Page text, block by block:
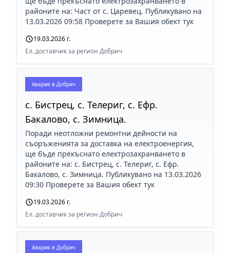
районите на: Част от с. Царевец. Публикувано на
13.03.2026 09:58 Проверете за Вашия обект тук
19.03.2026 г.
Ел. доставчик за регион Добрич
Авария в Добрич
с. Бистрец, с. Телериг, с. Ефр.
Бакалово, с. Зимница.
Поради неотложни ремонтни дейности на
съоръженията за доставка на електроенергия,
ще бъде прекъснато електрозахранването в
районите на: с. Бистрец, с. Телериг, с. Ефр.
Бакалово, с. Зимница. Публикувано на 13.03.2026
09:30 Проверете за Вашия обект тук
19.03.2026 г.
Ел. доставчик за регион Добрич
Авария в Добрич